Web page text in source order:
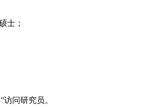
士；
访问研究员。